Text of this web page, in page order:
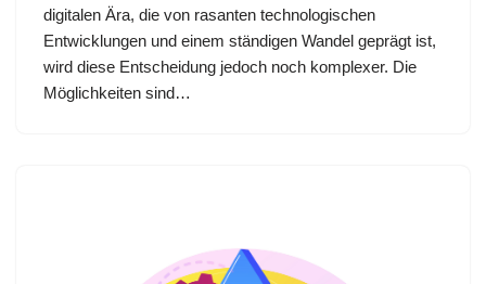
digitalen Ära, die von rasanten technologischen
Entwicklungen und einem ständigen Wandel geprägt ist,
wird diese Entscheidung jedoch noch komplexer. Die
Möglichkeiten sind…